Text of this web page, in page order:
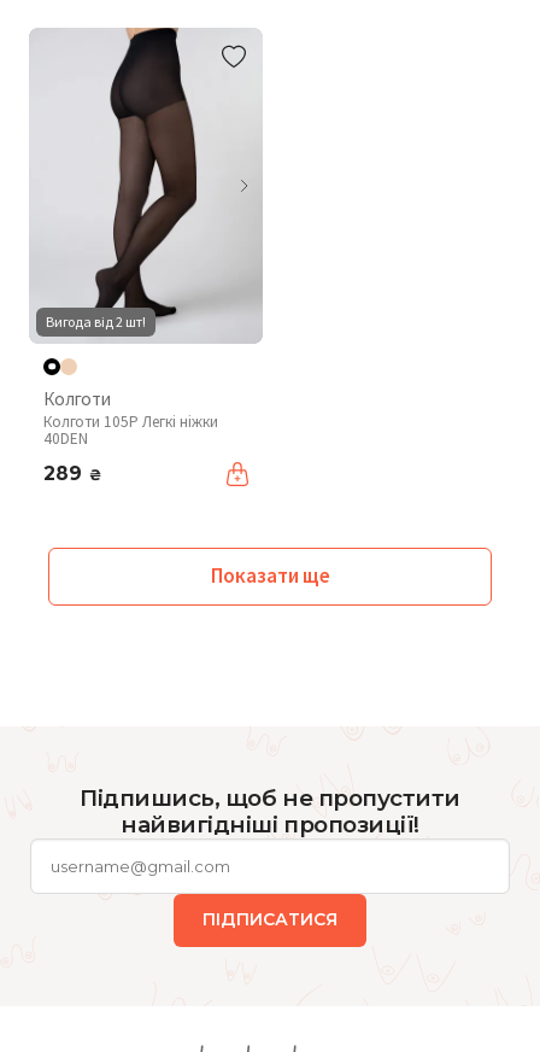
Вигода від 2 шт!
Колготи
Колготи 105P Легкі ніжки
40DEN
289 ₴
Показати ще
Підпишись, щоб не пропустити
найвигідніші пропозиції!
ПІДПИСАТИСЯ